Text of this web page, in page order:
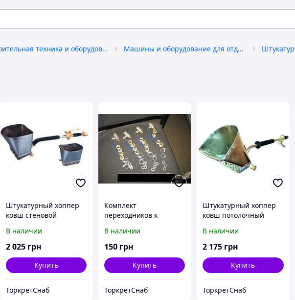
Строительная техника и оборудование Машины и оборудование для отделочных и кровельных работ
Штукатурный хоппер
ковш стеновой
В наличии
2 025 грн
Купить
ТоркретСнаб
Комплект
переходников к
ковшу "Торнадо"
В наличии
150 грн
Купить
ТоркретСнаб
Штукатурный хоппер
ковш потолочный
В наличии
2 175 грн
Купить
ТоркретСнаб